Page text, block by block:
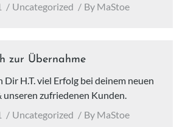
Uncategorized By MaStoe
zur Übernahme
H.T. viel Erfolg bei deinem neuen
zufriedenen Kunden.
Uncategorized By MaStoe